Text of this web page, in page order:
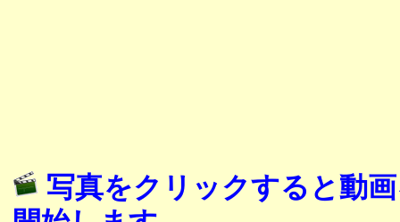
写真をクリックすると動